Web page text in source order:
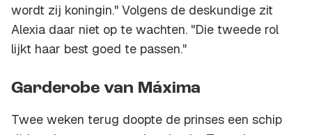
wordt zij koningin." Volgens de deskundige zit
Alexia daar niet op te wachten. "Die tweede rol
lijkt haar best goed te passen."
Garderobe van Máxima
Twee weken terug doopte de prinses een schip